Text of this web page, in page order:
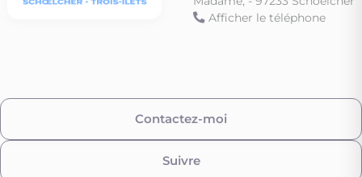
Afficher le téléphone
Contactez-moi
Suivre